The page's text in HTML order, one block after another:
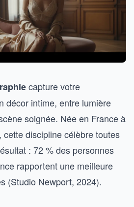
capture votre
décor intime, entre lumière
soignée. Née en France à
cette discipline célèbre toutes
: 72 % des personnes
rapportent une meilleure
(Studio Newport, 2024).